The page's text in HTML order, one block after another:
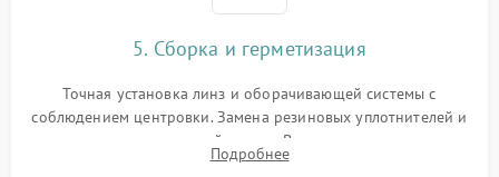
5. Сборка и герметизация
Точная установка линз и оборачивающей системы с
соблюдением центровки. Замена резиновых уплотнителей и
нанесение влагозащитной смазки. Вакуумирование корпуса
и заполнение его осушенным азотом или аргоном для
Подробнее